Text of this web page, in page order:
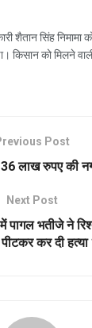
शैतान सिंह
किसान को मिलने
Post
36 लाख रुपए की
Next Post
भतीजे ने
कर दी हत्या